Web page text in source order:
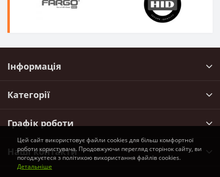
Інформація
Категорії
Графік роботи
Наші контакти
Цей сайт використовує файли cookies для більш комфортної
роботи користувача. Продовжуючи перегляд сторінок сайту, ви
погоджуєтеся з політикою використання файлів cookies.
Детальніше